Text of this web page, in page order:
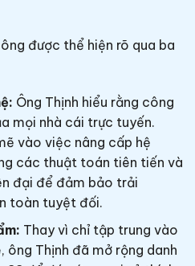
được thể hiện rõ qua ba
Ông Thịnh hiểu rằng công
mọi nhà cái trực tuyến.
vào việc nâng cấp hệ
các thuật toán tiên tiến và
đại để đảm bảo trải
toàn tuyệt đối.
Thay vì chỉ tập trung vào
Thịnh đã mở rộng danh